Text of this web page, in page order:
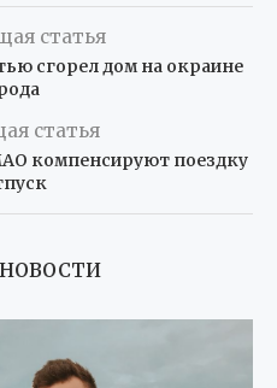
статья
сгорел дом на окраине
статья
компенсируют поездку